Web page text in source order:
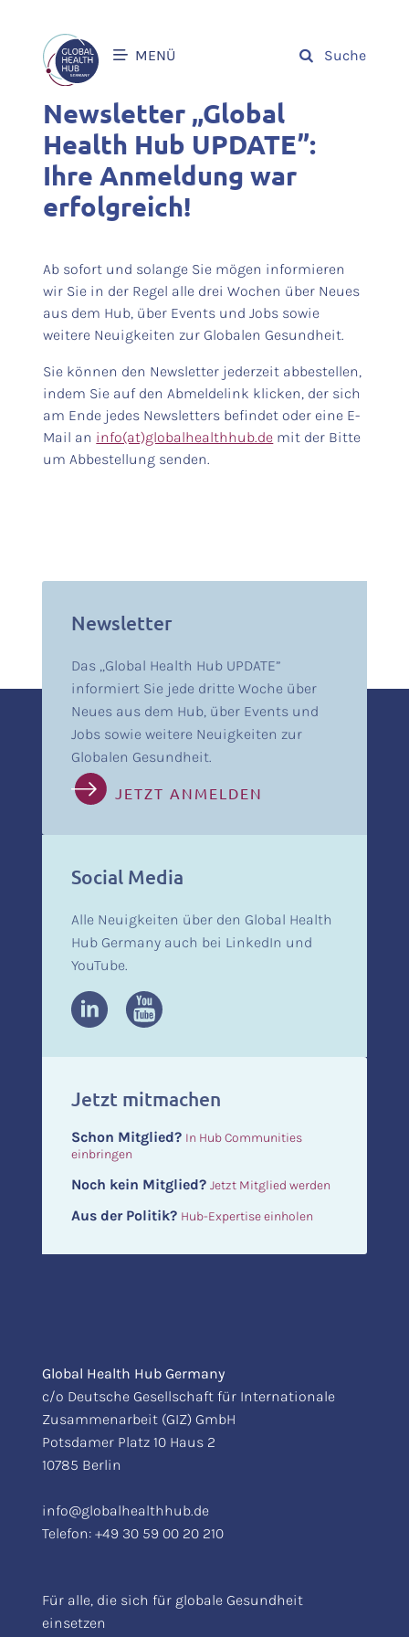
MENÜ Suche
Newsletter „Global
Health Hub UPDATE”:
Ihre Anmeldung war
erfolgreich!
Ab sofort und solange Sie mögen informieren
wir Sie in der Regel alle drei Wochen über Neues
aus dem Hub, über Events und Jobs sowie
weitere Neuigkeiten zur Globalen Gesundheit.
Sie können den Newsletter jederzeit abbestellen,
indem Sie auf den Abmeldelink klicken, der sich
am Ende jedes Newsletters befindet oder eine E-
Mail an info(at)globalhealthhub.de mit der Bitte
um Abbestellung senden.
Newsletter
Das „Global Health Hub UPDATE”
informiert Sie jede dritte Woche über
Neues aus dem Hub, über Events und
Jobs sowie weitere Neuigkeiten zur
Globalen Gesundheit.
JETZT ANMELDEN
Social Media
Alle Neuigkeiten über den Global Health
Hub Germany auch bei LinkedIn und
YouTube.
Jetzt mitmachen
Schon Mitglied? In Hub Communities
einbringen
Noch kein Mitglied? Jetzt Mitglied werden
Aus der Politik? Hub-Expertise einholen
Global Health Hub Germany
c/o Deutsche Gesellschaft für Internationale
Zusammenarbeit (GIZ) GmbH
Potsdamer Platz 10 Haus 2
10785 Berlin
info@globalhealthhub.de
Telefon: +49 30 59 00 20 210
Für alle, die sich für globale Gesundheit
einsetzen